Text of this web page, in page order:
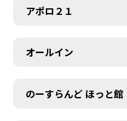
アポロ２１
オールイン
のーすらんど ほっと館